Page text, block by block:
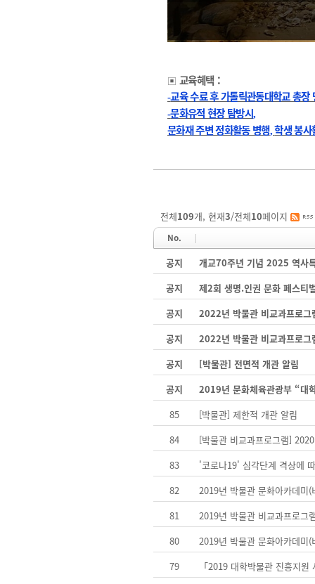
▣ 교육혜택 ：
-교육 수료 후 가톨릭관동대학교 총장
-문화유적 현장 탐방시,
문화재 주변 정화활동 병행,학생 봉사
전체109개, 현재3/전체10페이지
No.
공지
개교70주년 기념 2025 역사
공지
제2회 생명.인권 문화 페스티
공지
2022년 박물관 비교과프로
공지
2022년 박물관 비교과프로
공지
[박물관] 전면적 개관 알림
공지
2019년 문화체육관광부 “대
85
[박물관] 제한적 개관 알림
84
[박물관 비교과프로그램]
83
'코로나19' 심각단계 격상에
82
2019년 박물관 문화아카데미
81
2019년 박물관 비교과프로그
80
2019년 박물관 문화아카데미
79
「2019 대학박물관 진흥지